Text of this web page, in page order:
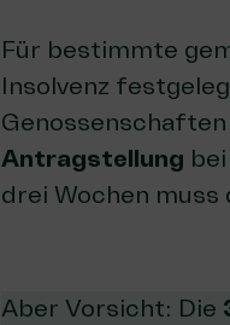
Für bestimmte
Insolvenz
Antragstellung
drei Wochen
Aber Vorsicht: Die